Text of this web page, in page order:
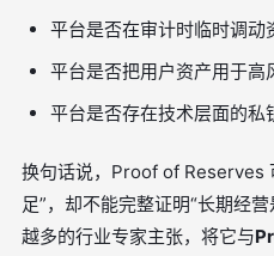
平台是否在审计时临时调动
平台是否把用户资产用于高
平台是否存在技术层面的私
换句话说，Proof of Reserves
足”，却不能完整证明“长期经
越多的行业专家主张，将它与